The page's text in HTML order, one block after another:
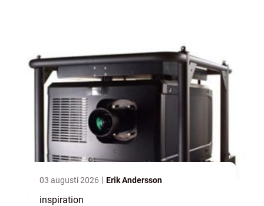
03 augusti 2026 Erik Andersson
inspiration